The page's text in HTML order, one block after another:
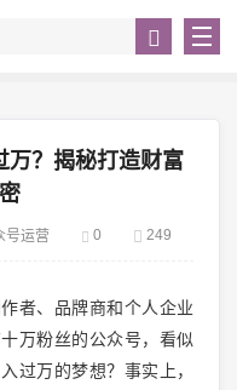
万？揭秘打造财富
号运营 0 249
者、品牌商和个人企业
万粉丝的公众号，看似
过万的梦想？事实上，